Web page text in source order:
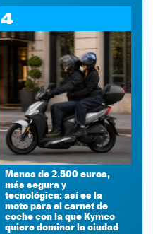
4
Menos de 2.500 euros,
más segura y
tecnológica: así es la
moto para el carnet de
coche con la que Kymco
quiere dominar la ciudad